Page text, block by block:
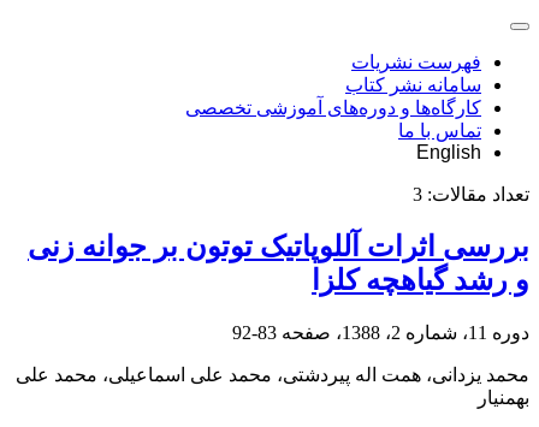
فهرست نشریات
سامانه نشر کتاب
کارگاه‌ها و دوره‌های آموزشی تخصصی
تماس با ما
English
تعداد مقالات: 3
بررسی اثرات آللوپاتیک توتون بر جوانه زنی
و رشد گیاهچه کلزا
دوره 11، شماره 2، 1388، صفحه 83-92
محمد یزدانی، همت اله پیردشتی، محمد علی اسماعیلی، محمد علی
بهمنیار